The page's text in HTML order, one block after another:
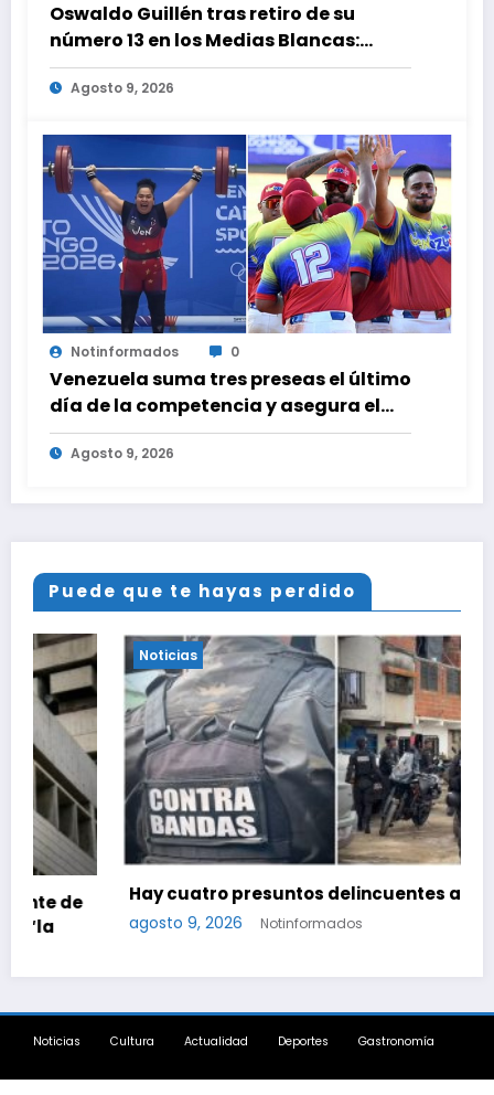
Oswaldo Guillén tras retiro de su
número 13 en los Medias Blancas:
«Cumplí mis sueños»
Agosto 9, 2026
Notinformados 0
Venezuela suma tres preseas el último
día de la competencia y asegura el
cuarto lugar en el premiación de los
Juegos CAC 2026
Agosto 9, 2026
Puede que te hayas perdido
Noticias
Hay cuatro presuntos delincuentes abatidos
agosto 9, 2026 Notinformados
Noticias Cultura Actualidad Deportes Gastronomía